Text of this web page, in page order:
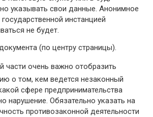
указывать свои данные. Анонимное
инстанцией
не будет.
(по центру страницы).
части очень важно отобразить
о том, кем ведется незаконный
сфере предпринимательства
нарушение. Обязательно указать на
противозаконной деятельности